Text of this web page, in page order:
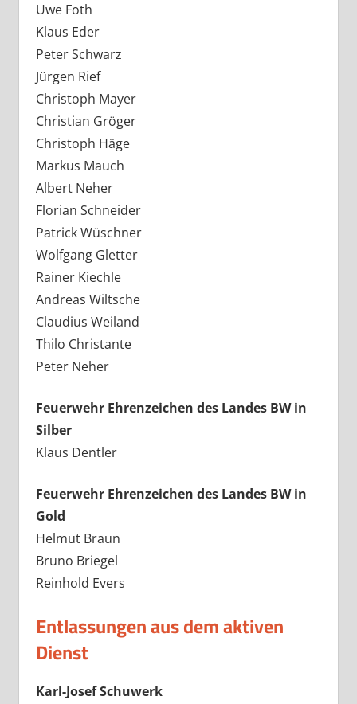
Uwe Foth
Klaus Eder
Peter Schwarz
Jürgen Rief
Christoph Mayer
Christian Gröger
Christoph Häge
Markus Mauch
Albert Neher
Florian Schneider
Patrick Wüschner
Wolfgang Gletter
Rainer Kiechle
Andreas Wiltsche
Claudius Weiland
Thilo Christante
Peter Neher
Feuerwehr Ehrenzeichen des Landes BW in
Silber
Klaus Dentler
Feuerwehr Ehrenzeichen des Landes BW in
Gold
Helmut Braun
Bruno Briegel
Reinhold Evers
Entlassungen aus dem aktiven
Dienst
Karl-Josef Schuwerk